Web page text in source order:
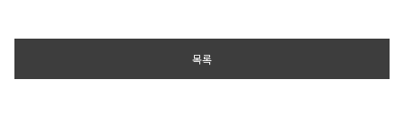
목록